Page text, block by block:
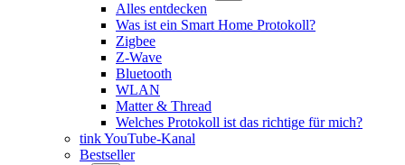
Alles entdecken
Was ist ein Smart Home Protokoll?
Zigbee
Z-Wave
Bluetooth
WLAN
Matter & Thread
Welches Protokoll ist das richtige für mich?
tink YouTube-Kanal
Bestseller